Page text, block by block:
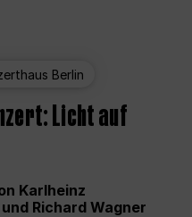
Berlin
Licht auf
Karlheinz
Richard Wagner